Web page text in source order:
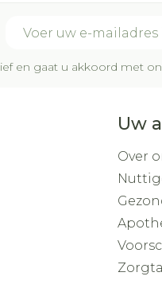
en gaat u akkoord met
Uw
Over